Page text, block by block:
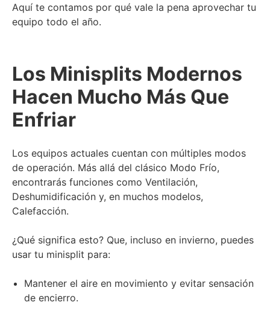
Aquí te contamos por qué vale la pena aprovechar tu
equipo todo el año.
Los Minisplits Modernos
Hacen Mucho Más Que
Enfriar
Los equipos actuales cuentan con múltiples modos
de operación. Más allá del clásico Modo Frío,
encontrarás funciones como Ventilación,
Deshumidificación y, en muchos modelos,
Calefacción.
¿Qué significa esto? Que, incluso en invierno, puedes
usar tu minisplit para:
Mantener el aire en movimiento y evitar sensación
de encierro.